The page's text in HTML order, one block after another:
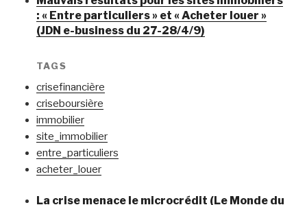
: « Entre particuliers » et « Acheter louer »
(JDN e-business du 27-28/4/9)
TAGS
crisefinancière
criseboursière
immobilier
site_immobilier
entre_particuliers
acheter_louer
La crise menace le microcrédit (Le Monde du